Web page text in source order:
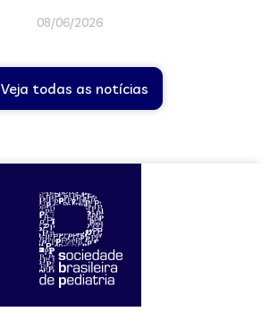
08/06/2026
Veja todas as notícias